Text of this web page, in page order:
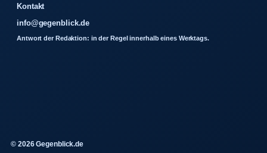
Kontakt
info@gegenblick.de
Antwort der Redaktion: in der Regel innerhalb eines Werktags.
© 2026 Gegenblick.de